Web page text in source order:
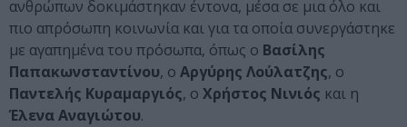
ανθρώπων δοκιμάστηκαν έντονα, μέσα σε μια όλο και
πιο απρόσωπη κοινωνία και για τα οποία συνεργάστηκε
με αγαπημένα του πρόσωπα, όπως ο Βασίλης
Παπακωνσταντίνου, ο Αργύρης Λούλατζης, ο
Παντελής Κυραμαργιός, ο Χρήστος Νινιός και η
Έλενα Αναγιώτου.